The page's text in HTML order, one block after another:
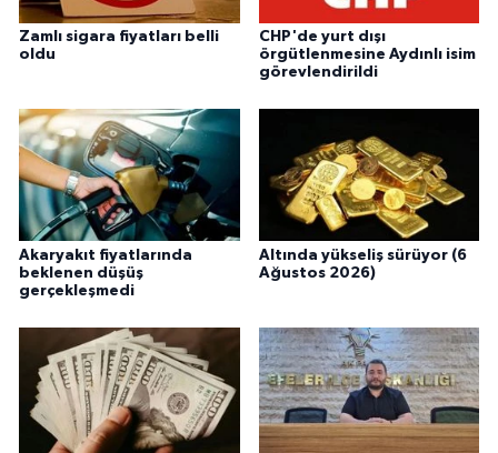
Zamlı sigara fiyatları belli
oldu
CHP'de yurt dışı
örgütlenmesine Aydınlı isim
görevlendirildi
Akaryakıt fiyatlarında
beklenen düşüş
gerçekleşmedi
Altında yükseliş sürüyor (6
Ağustos 2026)